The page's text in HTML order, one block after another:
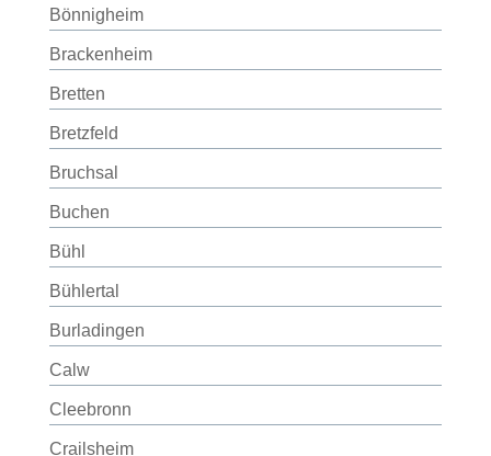
Bönnigheim
Brackenheim
Bretten
Bretzfeld
Bruchsal
Buchen
Bühl
Bühlertal
Burladingen
Calw
Cleebronn
Crailsheim